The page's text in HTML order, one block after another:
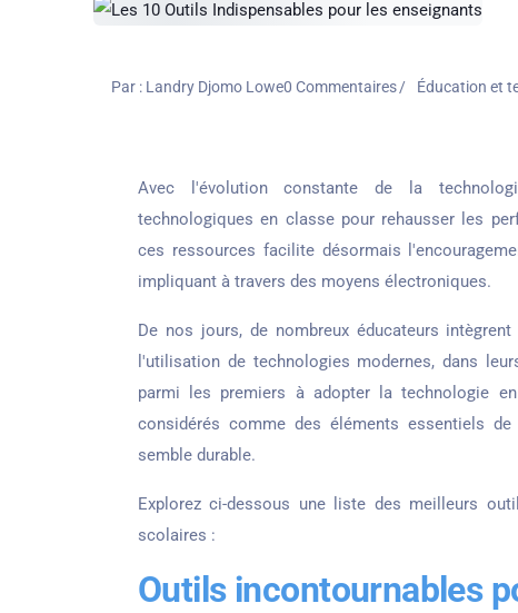
Par : Landry Djomo Lowe0 Commentaires Éducation et
Avec l'évolution constante de la
technologiques en classe pour rehausser les
ces ressources facilite désormais
impliquant à travers des moyens électroniques.
De nos jours, de nombreux éducateurs
l'utilisation de technologies modernes, dans
parmi les premiers à adopter la technologie
considérés comme des éléments essentiels de
semble durable.
Explorez ci-dessous une liste des meilleurs
scolaires :
Outils incontournables